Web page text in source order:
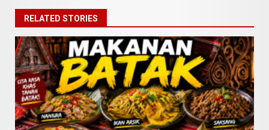
RELATED STORIES
3
9 Makanan Batak yang Wajib
Diketahui! Budaya Batak yang
Jarang Dipahami Orang
Indonesia
Juni 25, 2026